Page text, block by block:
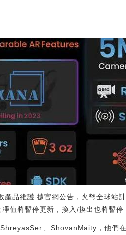
品維護:據官網公告，火幣全球站
值將暫停更新，換入/換出也將暫
、ShovanMaity，他們